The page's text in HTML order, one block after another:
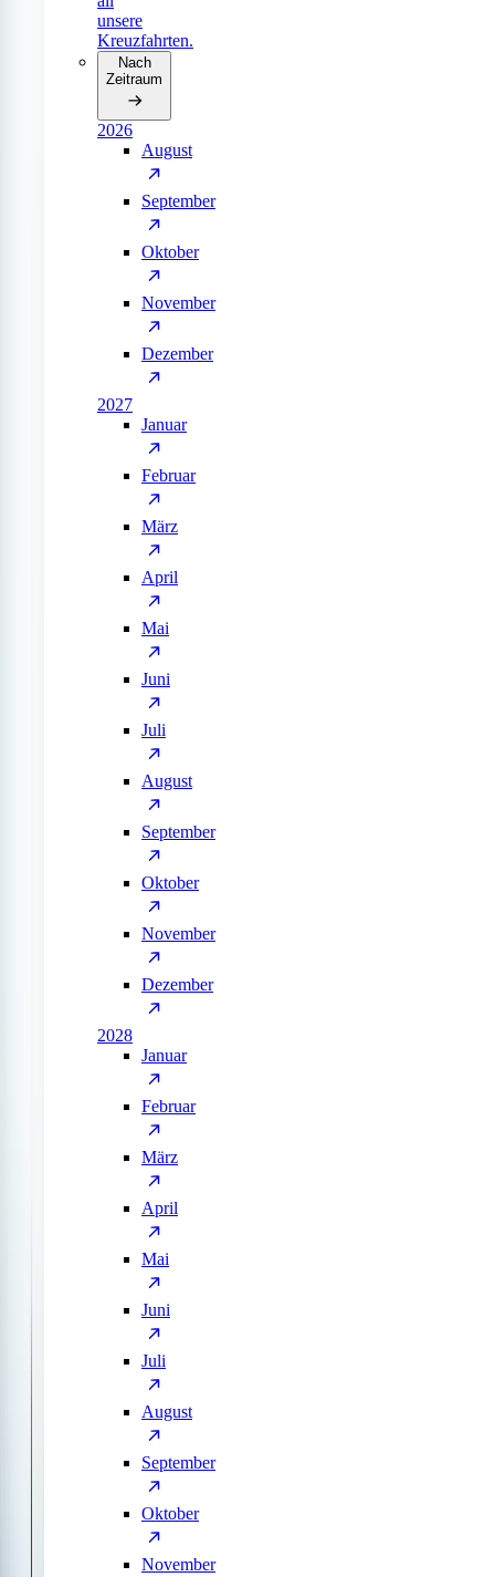
unsere
Kreuzfahrten.
Nach
Zeitraum
2026
August
September
Oktober
November
Dezember
2027
Januar
Februar
März
April
Mai
Juni
Juli
August
September
Oktober
November
Dezember
2028
Januar
Februar
März
April
Mai
Juni
Juli
August
September
Oktober
November